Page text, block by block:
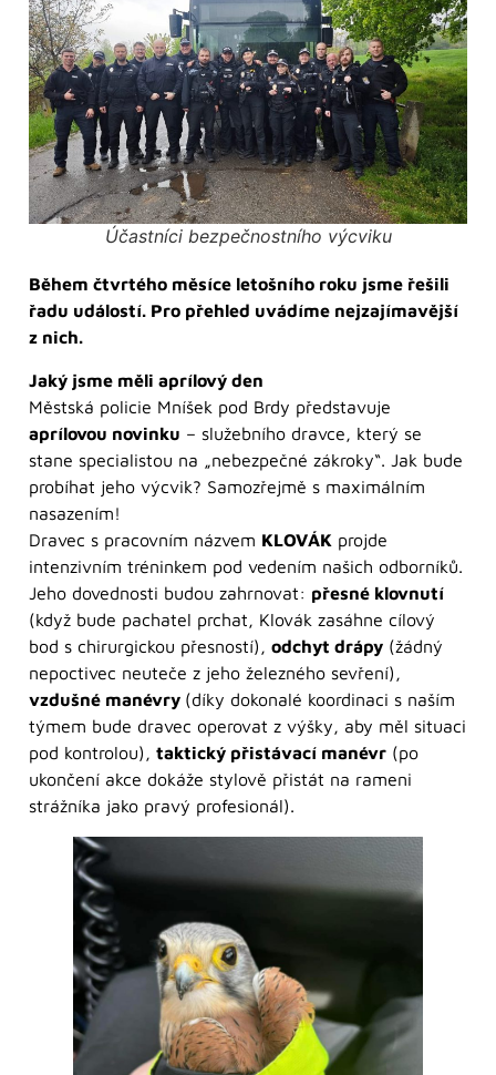
Účastníci bezpečnostního výcviku
Během čtvrtého měsíce letošního roku jsme řešili
řadu událostí. Pro přehled uvádíme nejzajímavější
z nich.
Jaký jsme měli aprílový den
Městská policie Mníšek pod Brdy představuje
aprílovou novinku – služebního dravce, který se
stane specialistou na „nebezpečné zákroky“. Jak bude
probíhat jeho výcvik? Samozřejmě s maximálním
nasazením!
Dravec s pracovním názvem KLOVÁK projde
intenzivním tréninkem pod vedením našich odborníků.
Jeho dovednosti budou zahrnovat: přesné klovnutí
(když bude pachatel prchat, Klovák zasáhne cílový
bod s chirurgickou přesností), odchyt drápy (žádný
nepoctivec neuteče z jeho železného sevření),
vzdušné manévry (díky dokonalé koordinaci s naším
týmem bude dravec operovat z výšky, aby měl situaci
pod kontrolou), taktický přistávací manévr (po
ukončení akce dokáže stylově přistát na rameni
strážníka jako pravý profesionál).